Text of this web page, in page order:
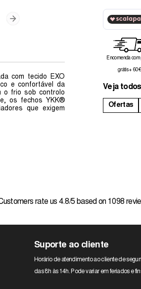
com tecido EXO
e confortável da
o frio sob controlo
os fechos YKK®
que exigem
Encomenda com
grátis + 60€
Veja
Ofertas
rate us 4.8/5 based on 1098
Suporte ao cliente
Horário de atendimento ao cliente de
das 8h às 14h. Pode variar em feriados e